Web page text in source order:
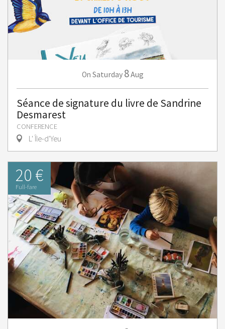
On Saturday 8Aug
Séance de signature du livre de Sandrine
Desmarest
CONFERENCE
L' Île-d'Yeu
20 €
Full-fare